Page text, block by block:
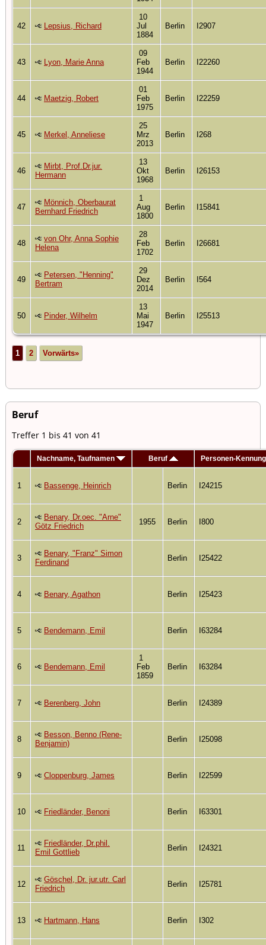
42 Lepsius, Richard
10
Jul
1884
Berlin I2907
43 Lyon, Marie Anna
09
Feb
1944
Berlin I22260
44 Maetzig, Robert
01
Feb
1975
Berlin I22259
45 Merkel, Anneliese
25
Mrz
2013
Berlin I268
46
Mirbt, Prof.Dr.jur.
Hermann
13
Okt
1968
Berlin I26153
47
Mönnich, Oberbaurat
Bernhard Friedrich
1
Aug
1800
Berlin I15841
48
von Ohr, Anna Sophie
Helena
28
Feb
1702
Berlin I26681
49
Petersen, "Henning"
Bertram
29
Dez
2014
Berlin I564
50 Pinder, Wilhelm
13
Mai
1947
Berlin I25513
1 2 Vorwärts»
Beruf
Treffer 1 bis 41 von 41
Nachname, Taufnamen Beruf Personen-Kennung
1 Bassenge, Heinrich Berlin I24215
2
Benary, Dr.oec. "Arne"
Götz Friedrich
1955 Berlin I800
3
Benary, "Franz" Simon
Ferdinand
Berlin I25422
4 Benary, Agathon Berlin I25423
5 Bendemann, Emil Berlin I63284
6 Bendemann, Emil
1
Feb
1859
Berlin I63284
7 Berenberg, John Berlin I24389
8
Besson, Benno (Rene-
Benjamin)
Berlin I25098
9 Cloppenburg, James Berlin I22599
10 Friedländer, Benoni Berlin I63301
11
Friedländer, Dr.phil.
Emil Gottlieb
Berlin I24321
12
Göschel, Dr. jur.utr. Carl
Friedrich
Berlin I25781
13 Hartmann, Hans Berlin I302